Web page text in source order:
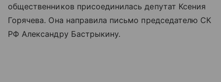
общественников присоединилась депутат Ксения
Горячева. Она направила письмо председателю СК
РФ Александру Бастрыкину.